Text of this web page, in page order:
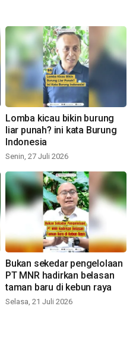
Lomba kicau bikin burung
liar punah? ini kata Burung
Indonesia
Senin, 27 Juli 2026
Bukan sekedar pengelolaan
PT MNR hadirkan belasan
taman baru di kebun raya
Selasa, 21 Juli 2026